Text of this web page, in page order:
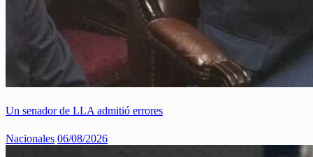
Un senador de LLA admitió errores
Nacionales 06/08/2026